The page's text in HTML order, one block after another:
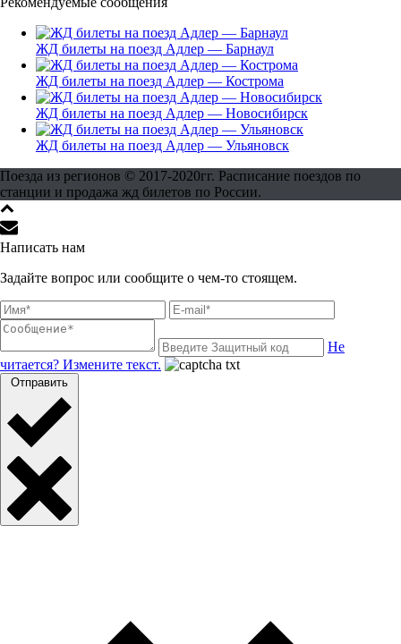
ЖД билеты на поезд Адлер — Барнаул
ЖД билеты на поезд Адлер — Кострома
ЖД билеты на поезд Адлер — Новосибирск
ЖД билеты на поезд Адлер — Ульяновск
Поезда из регионов © 2017-2020гг. Расписание поездов по
станции и продажа жд билетов по России.
Написать нам
Задайте вопрос или сообщите о чем-то стоящем.
Не
читается? Измените текст.
Отправить